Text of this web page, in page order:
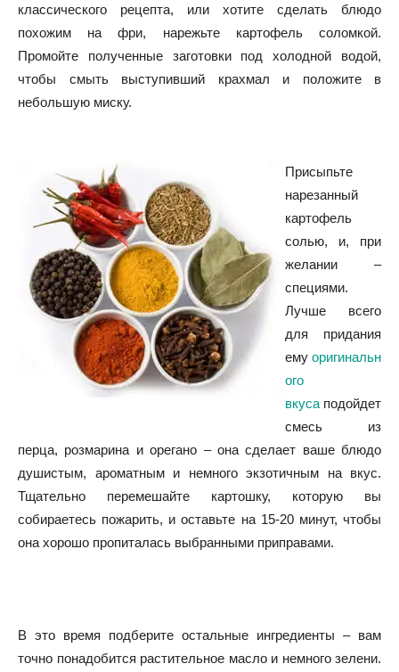
классического рецепта, или хотите сделать блюдо
похожим на фри, нарежьте картофель соломкой.
Промойте полученные заготовки под холодной водой,
чтобы смыть выступивший крахмал и положите в
небольшую миску.
Присыпьте
нарезанный
картофель
солью, и, при
желании –
специями.
Лучше всего
для придания
ему оригинальн
ого
вкуса подойдет
смесь из
перца, розмарина и орегано – она сделает ваше блюдо
душистым, ароматным и немного экзотичным на вкус.
Тщательно перемешайте картошку, которую вы
собираетесь пожарить, и оставьте на 15-20 минут, чтобы
она хорошо пропиталась выбранными приправами.
В это время подберите остальные ингредиенты – вам
точно понадобится растительное масло и немного зелени.